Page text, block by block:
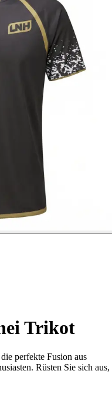
Trikot
perfekte Fusion aus
Rüsten Sie sich aus,